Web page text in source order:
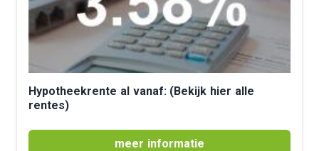
Hypotheekrente al vanaf: (Bekijk hier alle
rentes)
meer informatie